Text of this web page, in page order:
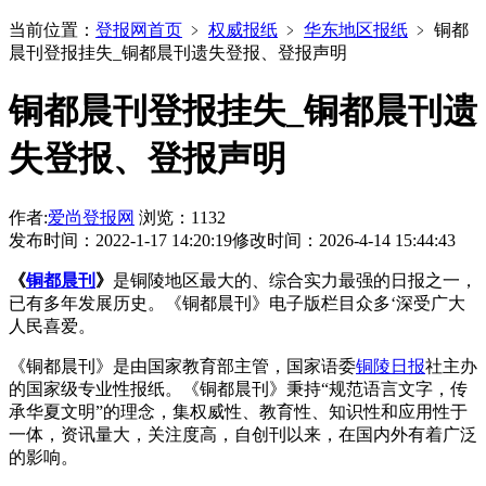
当前位置： 登报网首页 ﹥ 权威报纸 ﹥ 华东地区报纸 ﹥ 铜都
晨刊登报挂失_铜都晨刊遗失登报、登报声明
铜都晨刊登报挂失_铜都晨刊遗
失登报、登报声明
作者:爱尚登报网 浏览：1132
发布时间：2022-1-17 14:20:19修改时间：2026-4-14 15:44:43
《铜都晨刊 》 是铜陵地区最大的、综合实力最强的日报之一，
已有多年发展历史。《铜都晨刊》电子版栏目众多‘深受广大
人民喜爱。
《铜都晨刊》是由国家教育部主管，国家语委铜陵日报社主办
的国家级专业性报纸。《铜都晨刊》秉持“规范语言文字，传
承华夏文明”的理念，集权威性、教育性、知识性和应用性于
一体，资讯量大，关注度高，自创刊以来，在国内外有着广泛
的影响。